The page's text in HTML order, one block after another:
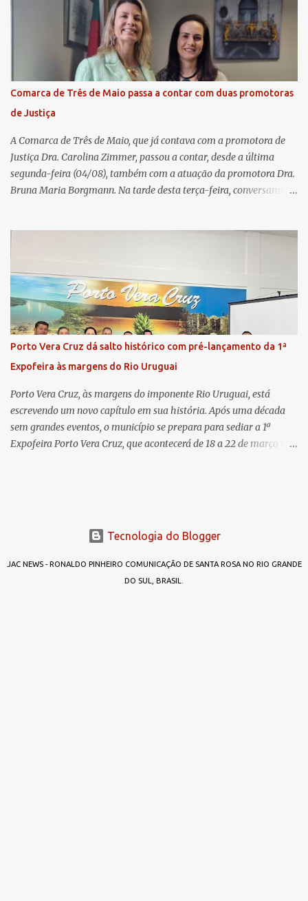
transmissão simultânea para os coordenadores capixabas, que
estavam reunidos em Cachoeiro de Itapemirim / ES. Durante a
Assembleia Geral Extraordinária, foram debatidas e aprovadas
pautas estratégicas, como a atualização da Política de
Remuneração dos Administradores Estatutários e do regulamento
do Fundo Social, reforçando o compromisso da cooperativa com a
transparência e a governança. No Encontro de Coordenadores de
Núcleo, o presidente da Sicredi União RS/ES, Sidnei Strejevitch, fez
um balanço das principais real...
Comarca de Três de Maio passa a contar com duas promotoras
de Justiça
A Comarca de Três de Maio, que já contava com a promotora de
Justiça Dra. Carolina Zimmer, passou a contar, desde a última
segunda-feira (04/08), também com a atuação da promotora Dra.
Bruna Maria Borgmann. Na tarde desta terça-feira, conversamos
pelo Ministério Público e destacou a importância da instituição
para a comunidade, bem como a relevância da chegada da nova
colega, que contribuirá no andamento dos processos. A Dra. Bruna,
por sua vez, se apresentou à comunidade. Ela atuou por 12 anos na
Comarca de Horizontina e foi promovida para Três de Maio, onde
já esteve em outras ocasiões substituindo a Dra. Carolina durante
períodos de férias. A nova promotora ressaltou o volume de
processos da comarca e a importância do trabalho conjunto,
permitindo a divisão de atividades e maior agilidade no
atendimento às demandas. A Comarca de Três de Maio abrang...
Porto Vera Cruz dá salto histórico com pré-lançamento da 1ª
Expofeira às margens do Rio Uruguai
Porto Vera Cruz, às margens do imponente Rio Uruguai, está
escrevendo um novo capítulo em sua história. Após uma década
sem grandes eventos, o município se prepara para sediar a 1ª
Expofeira Porto Vera Cruz, que acontecerá de 18 a 22 de março de
talentos da região. Mais do que um evento, a Expofeira surge como
um divisor de águas após dez anos sem feiras ou grandes
encontros capazes de projetar o nome do município em nível
estadual. Mas afinal, por que “Expofeira Porto Vera Cruz”? A
Tecnologia do Blogger
JAC NEWS - RONALDO PINHEIRO COMUNICAÇÃO DE SANTA ROSA NO RIO GRANDE
DO SUL, BRASIL.